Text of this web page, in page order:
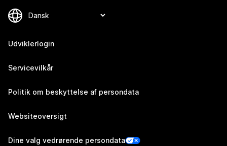
Udviklerlogin
Servicevilkår
Politik om beskyttelse af persondata
Websiteoversigt
Dine valg vedrørende persondata